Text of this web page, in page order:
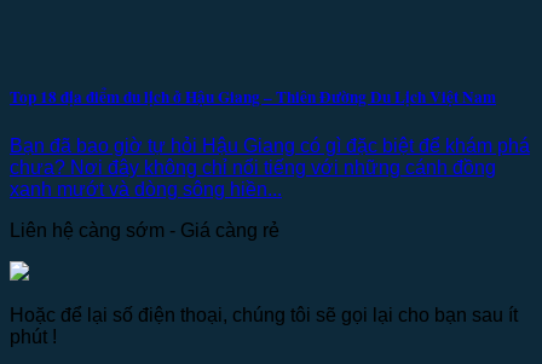
Top 18 địa điểm du lịch ở Hậu Giang – Thiên Đường Du Lịch Việt Nam
Bạn đã bao giờ tự hỏi Hậu Giang có gì đặc biệt để khám phá
chưa? Nơi đây không chỉ nổi tiếng với những cánh đồng
xanh mướt và dòng sông hiền...
Liên hệ càng sớm - Giá càng rẻ
Hoặc để lại số điện thoại, chúng tôi sẽ gọi lại cho bạn sau ít
phút !